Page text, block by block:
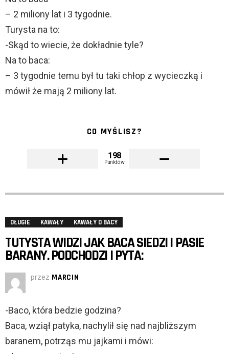
– 2 miliony lat i 3 tygodnie.
Turysta na to:
-Skąd to wiecie, że dokładnie tyle?
Na to baca:
– 3 tygodnie temu był tu taki chłop z wycieczką i
mówił że mają 2 miliony lat.
CO MYŚLISZ?
198
Punktów
DŁUGIE KAWAŁY KAWAŁY O BACY
TUTYSTA WIDZI JAK BACA SIEDZI I PASIE
BARANY. PODCHODZI I PYTA:
przez MARCIN
-Baco, która bedzie godzina?
Baca, wziął patyka, nachylił się nad najbliższym
baranem, potrząs mu jajkami i mówi: